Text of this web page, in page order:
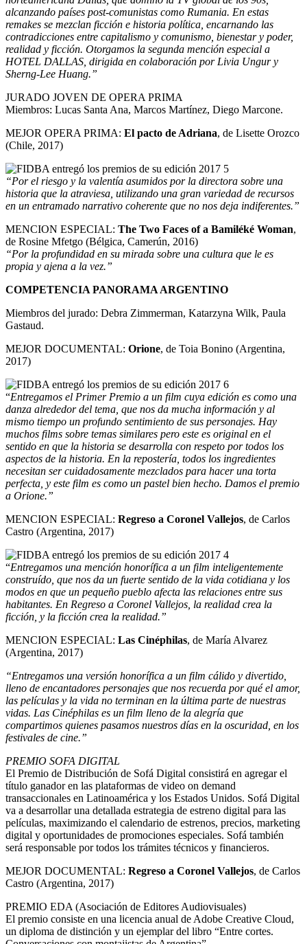
alcanzando países post-comunistas como Rumania. En estas
remakes se mezclan ficción e historia política, encarnando las
contradicciones entre capitalismo y comunismo, bienestar y poder,
realidad y ficción. Otorgamos la segunda mención especial a
HOTEL DALLAS, dirigida en colaboración por Livia Ungur y
Sherng-Lee Huang.”
JURADO JOVEN DE OPERA PRIMA
Miembros: Lucas Santa Ana, Marcos Martínez, Diego Marcone.
MEJOR OPERA PRIMA: El pacto de Adriana, de Lisette Orozco
(Chile, 2017)
“Por el riesgo y la valentía asumidos por la directora sobre una
historia que la atraviesa, utilizando una gran variedad de recursos
en un entramado narrativo coherente que no nos deja indiferentes.”
MENCION ESPECIAL: The Two Faces of a Bamiléké Woman,
de Rosine Mfetgo (Bélgica, Camerún, 2016)
“Por la profundidad en su mirada sobre una cultura que le es
propia y ajena a la vez.”
COMPETENCIA PANORAMA ARGENTINO
Miembros del jurado: Debra Zimmerman, Katarzyna Wilk, Paula
Gastaud.
MEJOR DOCUMENTAL: Orione, de Toia Bonino (Argentina,
2017)
“Entregamos el Primer Premio a un film cuya edición es como una
danza alrededor del tema, que nos da mucha información y al
mismo tiempo un profundo sentimiento de sus personajes. Hay
muchos films sobre temas similares pero este es original en el
sentido en que la historia se desarrolla con respeto por todos los
aspectos de la historia. En la repostería, todos los ingredientes
necesitan ser cuidadosamente mezclados para hacer una torta
perfecta, y este film es como un pastel bien hecho. Damos el premio
a Orione.”
MENCION ESPECIAL: Regreso a Coronel Vallejos, de Carlos
Castro (Argentina, 2017)
“Entregamos una mención honorífica a un film inteligentemente
construído, que nos da un fuerte sentido de la vida cotidiana y los
modos en que un pequeño pueblo afecta las relaciones entre sus
habitantes. En Regreso a Coronel Vallejos, la realidad crea la
ficción, y la ficción crea la realidad.”
MENCION ESPECIAL: Las Cinéphilas, de María Alvarez
(Argentina, 2017)
“Entregamos una versión honorífica a un film cálido y divertido,
lleno de encantadores personajes que nos recuerda por qué el amor,
las películas y la vida no terminan en la última parte de nuestras
vidas. Las Cinéphilas es un film lleno de la alegría que
compartimos quienes pasamos nuestros días en la oscuridad, en los
festivales de cine.”
PREMIO SOFA DIGITAL
El Premio de Distribución de Sofá Digital consistirá en agregar el
título ganador en las plataformas de video on demand
transaccionales en Latinoamérica y los Estados Unidos. Sofá Digital
va a desarrollar una detallada estrategia de estreno digital para las
películas, maximizando el calendario de estrenos, precios, marketing
digital y oportunidades de promociones especiales. Sofá también
será responsable por todos los trámites técnicos y financieros.
MEJOR DOCUMENTAL: Regreso a Coronel Vallejos, de Carlos
Castro (Argentina, 2017)
PREMIO EDA (Asociación de Editores Audiovisuales)
El premio consiste en una licencia anual de Adobe Creative Cloud,
un diploma de distinción y un ejemplar del libro “Entre cortes.